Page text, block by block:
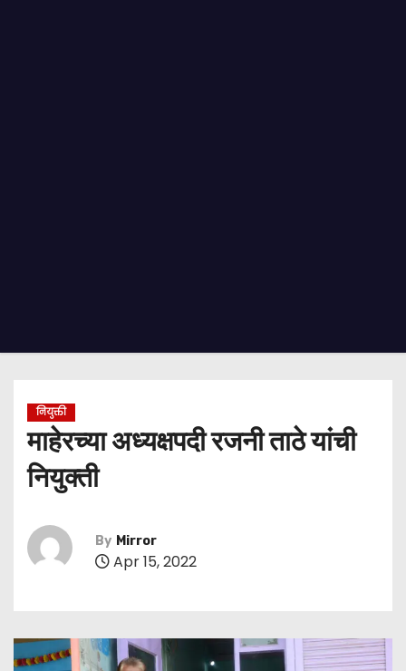
नियुक्ती
माहेरच्या अध्यक्षपदी रजनी ताठे यांची
नियुक्ती
By Mirror
Apr 15, 2022